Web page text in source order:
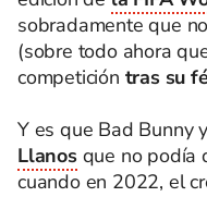
sobradamente que
(sobre todo ahora
competición tras su
Y es que Bad Bunny
Llanosque no podía
cuando en 2022, el